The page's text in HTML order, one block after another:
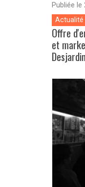
Publiée le
Actualité
Offre
et